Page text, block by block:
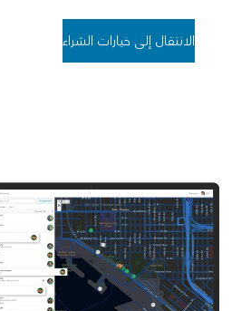
الانتقال إلى خيارات الشراء